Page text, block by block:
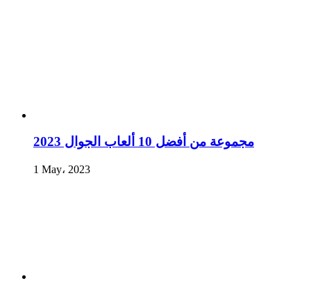
مجموعة من أفضل 10 ألعاب الجوال 2023
1 May، 2023